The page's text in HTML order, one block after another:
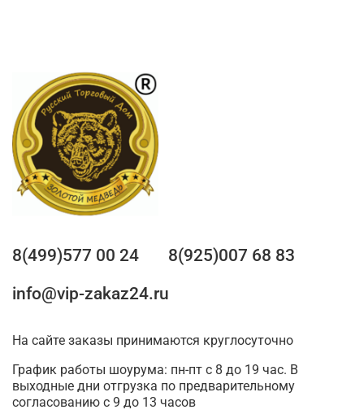
8(499)577 00 24
8(925)007 68 83
info@vip-zakaz24.ru
На сайте заказы принимаются круглосуточно
График работы шоурума: пн-пт с 8 до 19 час. В
выходные дни отгрузка по предварительному
согласованию с 9 до 13 часов